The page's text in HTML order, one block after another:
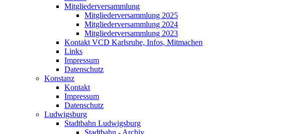
Mitgliederversammlung
Mitgliederversammlung 2025
Mitgliederversammlung 2024
Mitgliederversammlung 2023
Kontakt VCD Karlsruhe, Infos, Mitmachen
Links
Impressum
Datenschutz
Konstanz
Kontakt
Impressum
Datenschutz
Ludwigsburg
Stadtbahn Ludwigsburg
Stadtbahn - Archiv